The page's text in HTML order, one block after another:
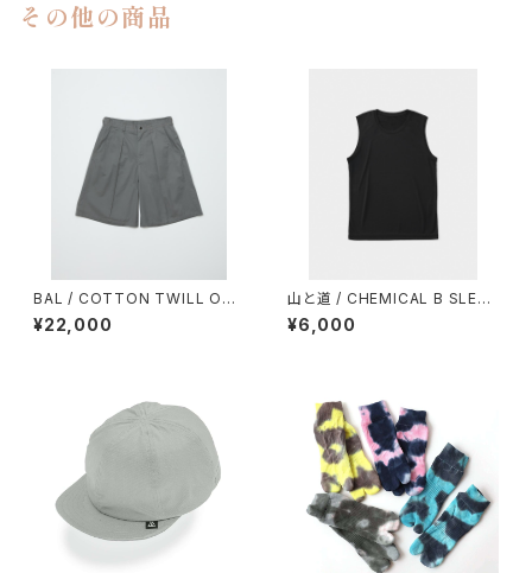
その他の商品
BAL / COTTON TWILL OVE
R SIZED BERMUDA SHORT
¥22,000
山と道 / CHEMICAL B SLEEV
ELESS（MEN）
¥6,000